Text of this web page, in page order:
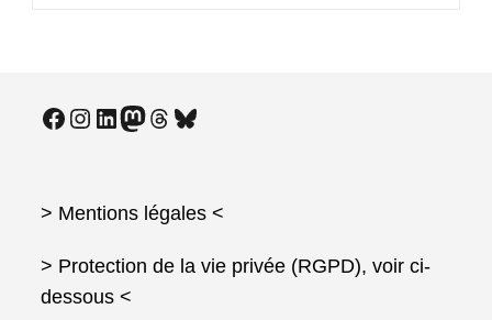
Facebook
Instagram
LinkedIn
Mastodon
ThreadsBluesky
> Mentions légales <
> Protection de la vie privée (RGPD), voir ci-
dessous <